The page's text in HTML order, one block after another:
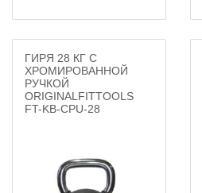
ГИРЯ 28 КГ С
ХРОМИРОВАННОЙ
РУЧКОЙ
ORIGINALFITTOOLS
FT-KB-CPU-28